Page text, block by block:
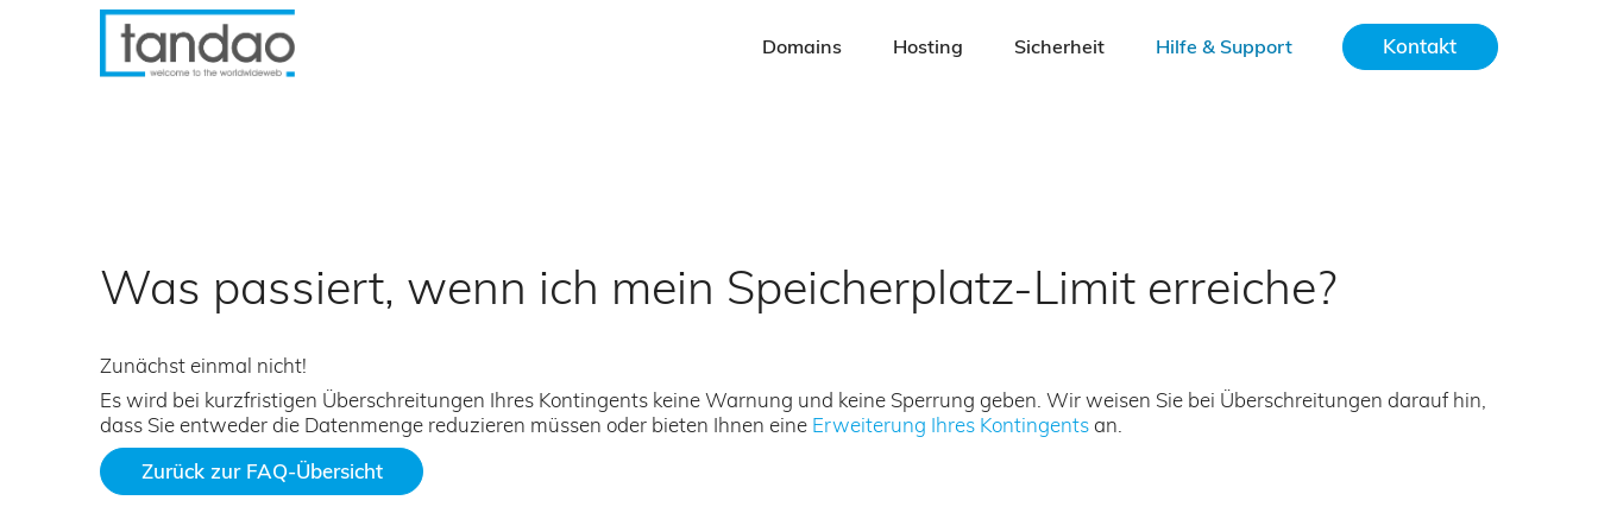
überspringen
Domains Hosting Sicherheit Hilfe & Support Kontakt
Was passiert, wenn ich mein Speicherplatz-Limit erreiche?
Zunächst einmal nicht!
Es wird bei kurzfristigen Überschreitungen Ihres Kontingents keine Warnung und keine Sperrung geben. Wir weisen Sie bei Überschreitungen darauf hin,
dass Sie entweder die Datenmenge reduzieren müssen oder bieten Ihnen eine Erweiterung Ihres Kontingentsan.
Zurück zur FAQ-Übersicht